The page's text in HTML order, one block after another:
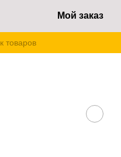
Мой заказ